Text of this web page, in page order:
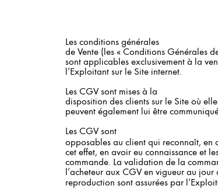
Les conditions générales
de Vente (les « Conditions Générales
sont applicables exclusivement à la
l’Exploitant sur le Site internet.
Les CGV sont mises à la
disposition des clients sur le Site où
peuvent également lui être
Les CGV sont
opposables au client qui reconnaît, en
cet effet, en avoir eu connaissance et
commande. La validation de la
l’acheteur aux CGV en vigueur au
reproduction sont assurées par